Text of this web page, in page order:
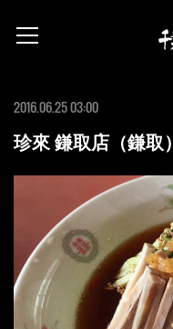
2016.06.25 03:00
珍來 鎌取店（鎌取）